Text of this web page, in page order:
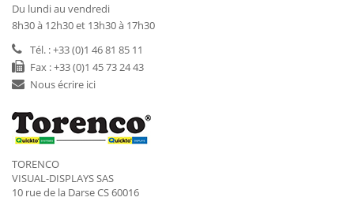
Du lundi au vendredi
8h30 à 12h30 et 13h30 à 17h30
Tél. : +33 (0)1 46 81 85 11
Fax : +33 (0)1 45 73 24 43
Nous écrire ici
TORENCO
VISUAL-DISPLAYS SAS
10 rue de la Darse CS 60016